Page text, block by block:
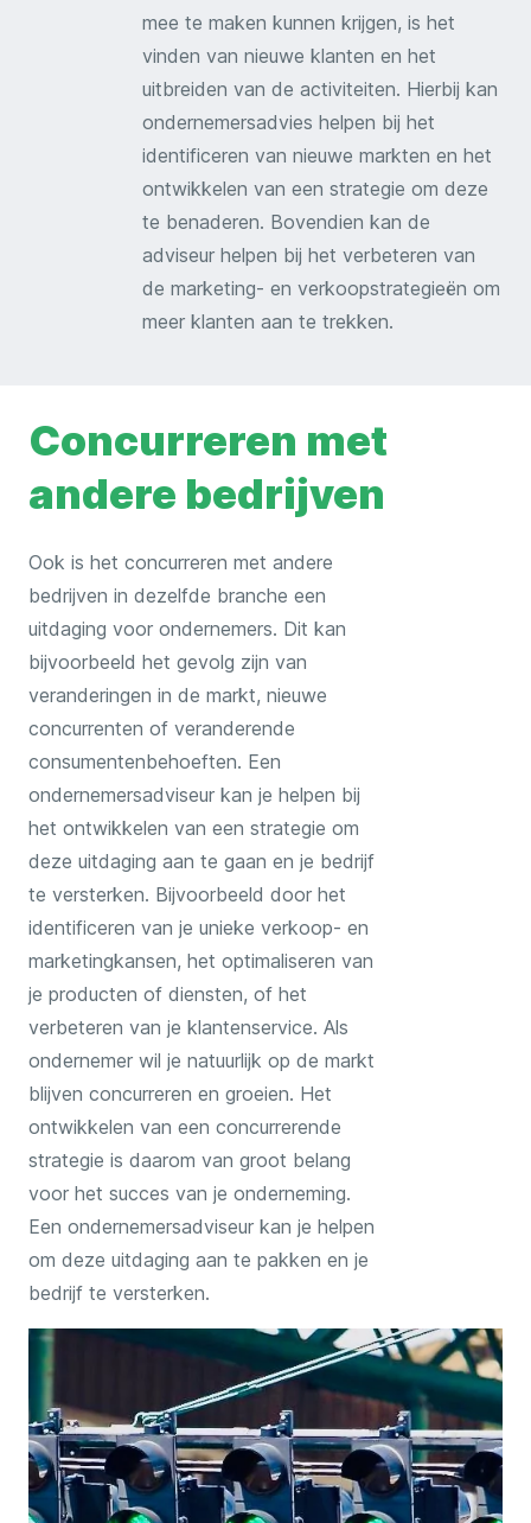
mee te maken kunnen krijgen, is het
vinden van nieuwe klanten en het
uitbreiden van de activiteiten. Hierbij kan
ondernemersadvies helpen bij het
identificeren van nieuwe markten en het
ontwikkelen van een strategie om deze
te benaderen. Bovendien kan de
adviseur helpen bij het verbeteren van
de marketing- en verkoopstrategieën om
meer klanten aan te trekken.
Concurreren met
andere bedrijven
Ook is het concurreren met andere
bedrijven in dezelfde branche een
uitdaging voor ondernemers. Dit kan
bijvoorbeeld het gevolg zijn van
veranderingen in de markt, nieuwe
concurrenten of veranderende
consumentenbehoeften. Een
ondernemersadviseur kan je helpen bij
het ontwikkelen van een strategie om
deze uitdaging aan te gaan en je bedrijf
te versterken. Bijvoorbeeld door het
identificeren van je unieke verkoop- en
marketingkansen, het optimaliseren van
je producten of diensten, of het
verbeteren van je klantenservice. Als
ondernemer wil je natuurlijk op de markt
blijven concurreren en groeien. Het
ontwikkelen van een concurrerende
strategie is daarom van groot belang
voor het succes van je onderneming.
Een ondernemersadviseur kan je helpen
om deze uitdaging aan te pakken en je
bedrijf te versterken.